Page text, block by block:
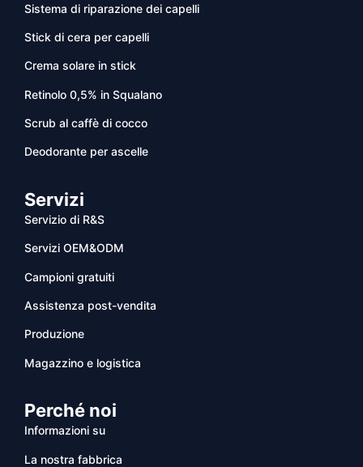
Sistema di riparazione dei capelli
Stick di cera per capelli
Crema solare in stick
Retinolo 0,5% in Squalano
Scrub al caffè di cocco
Deodorante per ascelle
Servizi
Servizio di R&S
Servizi OEM&ODM
Campioni gratuiti
Assistenza post-vendita
Produzione
Magazzino e logistica
Perché noi
Informazioni su
La nostra fabbrica